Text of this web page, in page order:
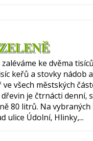
ke dvěma
keřů a stovky nádob
všech městských
dřevin je čtrnácti denní,
80 litrů. Na
ulice Údolní, Hlinky,...